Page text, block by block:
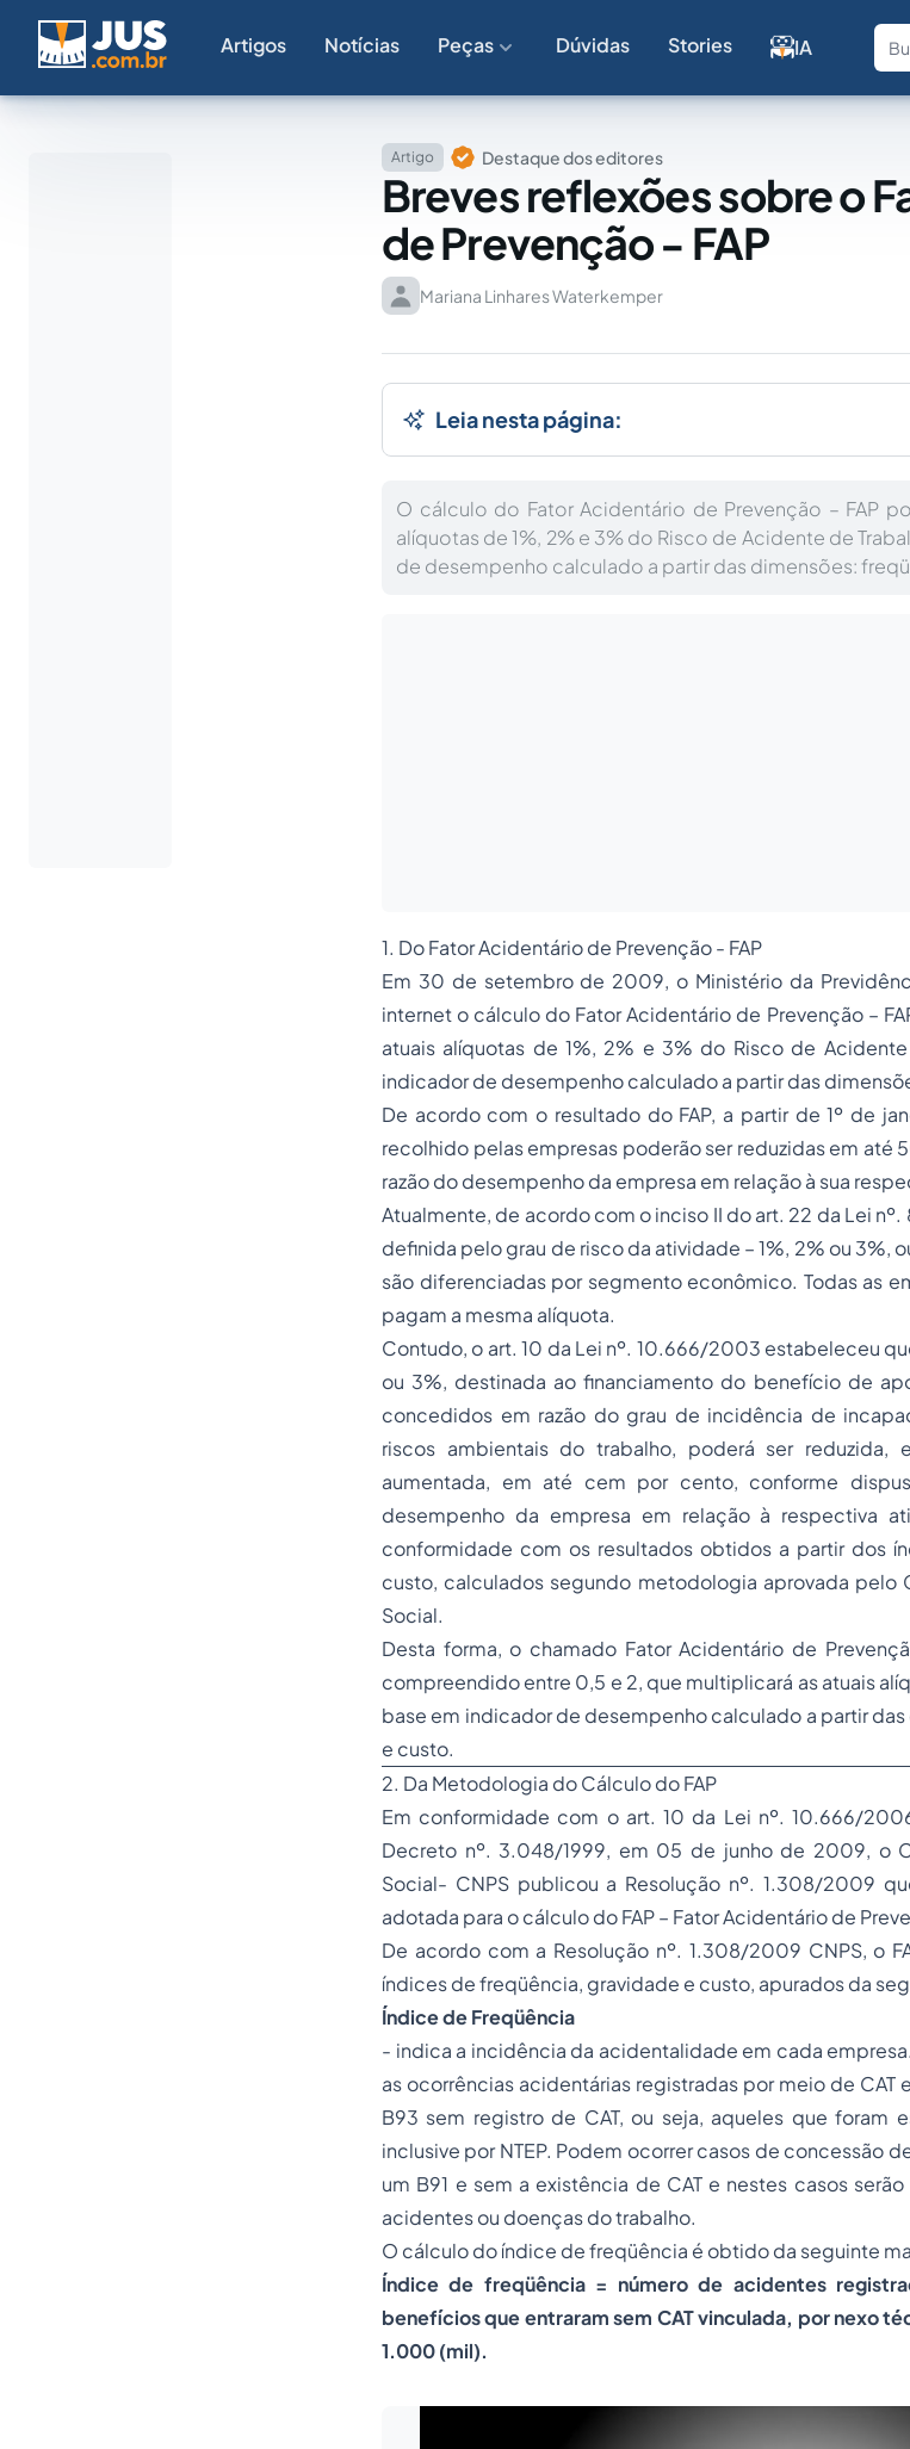
Artigos Notícias Peças Dúvidas Stories IA
Artigo Destaque dos editores
Breves reflexões sobre o
de Prevenção - FAP
Mariana Linhares Waterkemper
Leia nesta página:
O cálculo do Fator Acidentário de Prevenção – FAP
alíquotas de 1%, 2% e 3% do Risco de Acidente de
de desempenho calculado a partir das dimensões:
1. Do Fator Acidentário de Prevenção - FAP
Em 30 de setembro de 2009, o Ministério da
internet o cálculo do Fator Acidentário de Prevenção –
atuais alíquotas de 1%, 2% e 3% do Risco de
indicador de desempenho calculado a partir das
De acordo com o resultado do FAP, a partir de 1º de
recolhido pelas empresas poderão ser reduzidas em até
razão do desempenho da empresa em relação à sua
Atualmente, de acordo com o inciso II do art. 22 da Lei nº.
definida pelo grau de risco da atividade – 1%, 2% ou 3%,
são diferenciadas por segmento econômico. Todas as
pagam a mesma alíquota.
Contudo, o art. 10 da Lei nº. 10.666/2003 estabeleceu
ou 3%, destinada ao financiamento do benefício de
concedidos em razão do grau de incidência de
riscos ambientais do trabalho, poderá ser
aumentada, em até cem por cento, conforme
desempenho da empresa em relação à respectiva
conformidade com os resultados obtidos a partir dos
custo, calculados segundo metodologia aprovada pelo
Social.
Desta forma, o chamado Fator Acidentário de
compreendido entre 0,5 e 2, que multiplicará as atuais
base em indicador de desempenho calculado a partir
e custo.
2. Da Metodologia do Cálculo do FAP
Em conformidade com o art. 10 da Lei nº. 10.666/
Decreto nº. 3.048/1999, em 05 de junho de 2009, o
Social- CNPS publicou a Resolução nº. 1.308/2009
adotada para o cálculo do FAP – Fator Acidentário de
De acordo com a Resolução nº. 1.308/2009 CNPS, o
índices de freqüência, gravidade e custo, apurados da
Índice de Freqüência
- indica a incidência da acidentalidade em cada
as ocorrências acidentárias registradas por meio de CAT
B93 sem registro de CAT, ou seja, aqueles que foram
inclusive por NTEP. Podem ocorrer casos de concessão
um B91 e sem a existência de CAT e nestes casos
acidentes ou doenças do trabalho.
O cálculo do índice de freqüência é obtido da seguinte
Índice de freqüência = número de acidentes
benefícios que entraram sem CAT vinculada, por nexo
1.000 (mil).